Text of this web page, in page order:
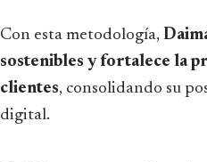
Con esta metodología,
sostenibles y fortalece la
clientes, consolidando su
digital.